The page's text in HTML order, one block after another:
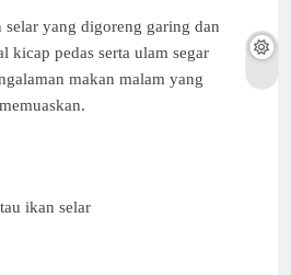
yang digoreng garing dan
kicap pedas serta ulam segar
makan malam yang
ikan selar